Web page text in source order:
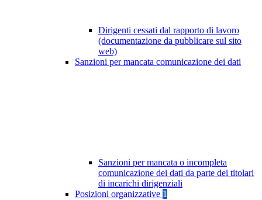
Dirigenti cessati dal rapporto di lavoro
(documentazione da pubblicare sul sito
web)
Sanzioni per mancata comunicazione dei dati
Sanzioni per mancata o incompleta
comunicazione dei dati da parte dei titolari
di incarichi dirigenziali
Posizioni organizzative 1